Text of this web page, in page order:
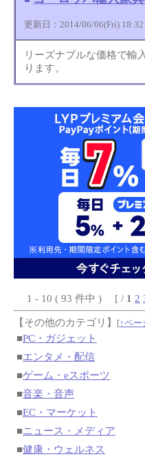
更新日：2014/06/06(Fri)
リーズナブルな価格で輸
ります。
1 - 10 ( 93 件中 ) [ / 1 2
【その他のカテゴリ】 [↑ペー
■PC・ガジェット
■エンタメ・配信
■ゲーム・eスポーツ
■音楽・音声
■EC・マーケット
■ニュース・メディア
■健康・ウェルネス